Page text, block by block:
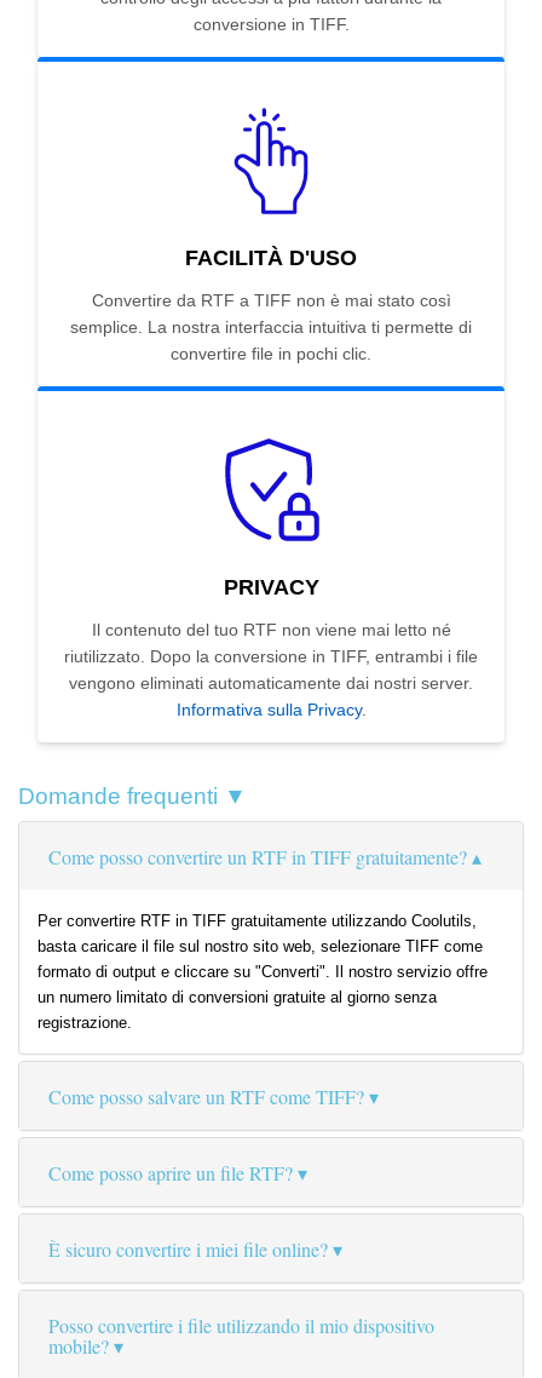
conversione in TIFF.
FACILITÀ D'USO
Convertire da RTF a TIFF non è mai stato così
semplice. La nostra interfaccia intuitiva ti permette di
convertire file in pochi clic.
PRIVACY
Il contenuto del tuo RTF non viene mai letto né
riutilizzato. Dopo la conversione in TIFF, entrambi i file
vengono eliminati automaticamente dai nostri server.
Informativa sulla Privacy.
Domande frequenti ▼
Come posso convertire un RTF in TIFF gratuitamente?
Per convertire RTF in TIFF gratuitamente utilizzando Coolutils,
basta caricare il file sul nostro sito web, selezionare TIFF come
formato di output e cliccare su "Converti". Il nostro servizio offre
un numero limitato di conversioni gratuite al giorno senza
registrazione.
Come posso salvare un RTF come TIFF?
Come posso aprire un file RTF?
È sicuro convertire i miei file online?
Posso convertire i file utilizzando il mio dispositivo
mobile?